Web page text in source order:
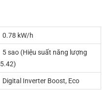
0.78 kW/h
5 sao (Hiệu suất năng lượng
5.42)
Digital Inverter Boost, Eco